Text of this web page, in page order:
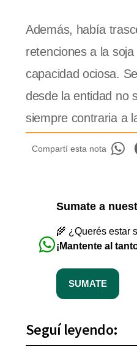
Además, había
retenciones a la
capacidad ociosa.
desde la entidad no
siempre contraria a
Compartí esta nota
Sumate a
🌾 ¿Querés estar
¡Mantente al
SUMATE
Seguí leyendo: